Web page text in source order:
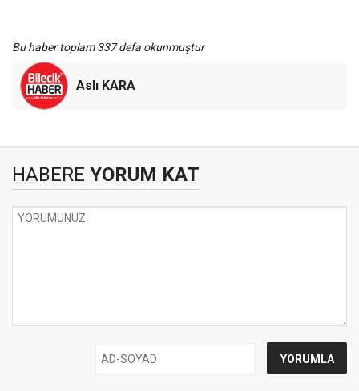
Bu haber toplam 337 defa okunmuştur
Aslı KARA
HABERE YORUM KAT